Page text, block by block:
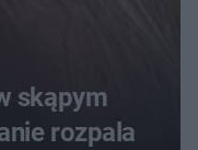
skąpym
rozpala